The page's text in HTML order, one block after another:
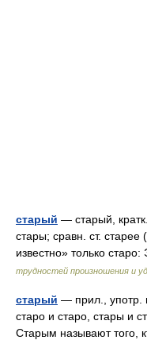
старый — старый,
стары; сравн. ст.
известно» только
трудностей произношения и
старый — прил., употр.
старо и старо, стары и
Старым называют того,